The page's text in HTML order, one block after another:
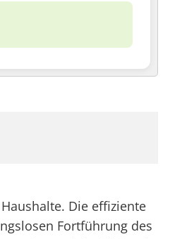
Die effiziente
Fortführung des